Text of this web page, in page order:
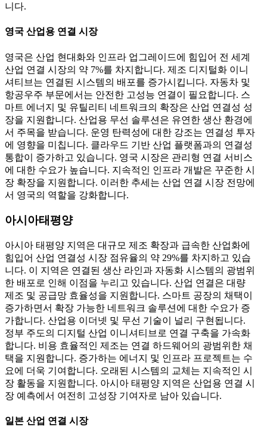
니다.
영국 산업용 연결 시장
영국은 산업 현대화와 인프라 업그레이드에 힘입어 전 세계
산업 연결 시장의 약 7%를 차지합니다. 제조 디지털화 이니
셔티브는 연결된 시스템의 배포를 증가시킵니다. 자동차 및
항공우주 부문에서는 안전한 고성능 연결이 필요합니다. 스
마트 에너지 및 유틸리티 네트워크의 확장은 산업 연결성 성
장을 지원합니다. 산업용 무선 솔루션은 유연한 생산 환경에
서 주목을 받습니다. 운영 탄력성에 대한 강조는 연결성 투자
에 영향을 미칩니다. 클라우드 기반 산업 플랫폼과의 연결성
통합이 증가하고 있습니다. 영국 시장은 관리형 연결 서비스
에 대한 수요가 높습니다. 지속적인 인프라 개발은 꾸준한 시
장 확장을 지원합니다. 이러한 추세는 산업 연결 시장 전망에
서 영국의 역할을 강화합니다.
아시아태평양
아시아 태평양 지역은 대규모 제조 확장과 급속한 산업화에
힘입어 산업 연결성 시장 점유율의 약 29%를 차지하고 있습
니다. 이 지역은 연결된 생산 라인과 자동화 시스템의 광범위
한 배포로 인해 이점을 누리고 있습니다. 산업 연결은 대량
제조 및 공급망 효율성을 지원합니다. 스마트 공장의 채택이
증가하면서 확장 가능한 네트워크 솔루션에 대한 수요가 증
가합니다. 산업용 이더넷 및 무선 기술이 널리 구현됩니다.
정부 주도의 디지털 산업 이니셔티브로 연결 구축을 가속화
합니다. 비용 효율적인 제조는 연결 하드웨어의 광범위한 채
택을 지원합니다. 증가하는 에너지 및 인프라 프로젝트는 수
요에 더욱 기여합니다. 오래된 시스템의 교체는 지속적인 시
장 활동을 지원합니다. 아시아 태평양 지역은 산업용 연결 시
장 예측에서 여전히 고성장 기여자로 남아 있습니다.
일본 산업 연결 시장